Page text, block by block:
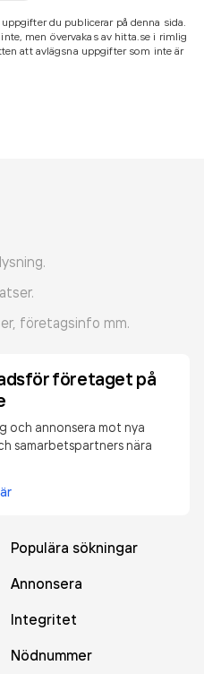
du publicerar på denna sida.
men övervakas av hitta.se i rimlig
att avlägsna uppgifter som inte är
företagsinfo mm.
företaget på
och annonsera mot nya
samarbetspartners nära
Populära sökningar
Annonsera
Integritet
Nödnummer